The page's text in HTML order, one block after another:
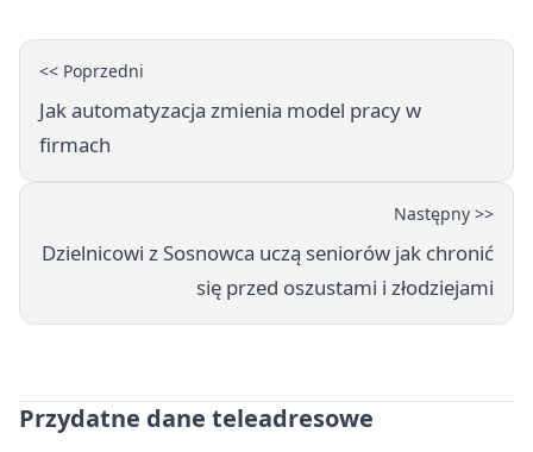
<< Poprzedni
Jak automatyzacja zmienia model pracy w
firmach
Następny >>
Dzielnicowi z Sosnowca uczą seniorów jak chronić
się przed oszustami i złodziejami
Przydatne dane teleadresowe